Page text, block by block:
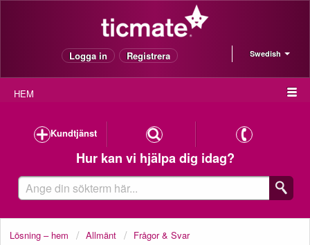
Swedish
Logga in Registrera
HEM
Kundtjänst
Hur kan vi hjälpa dig idag?
Lösning – hem Allmänt Frågor & Svar